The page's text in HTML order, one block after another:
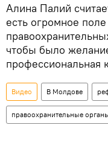
Алина Палий
есть огромное
чтобы было
профессиональная
Видео В Молдове
правоохранительные